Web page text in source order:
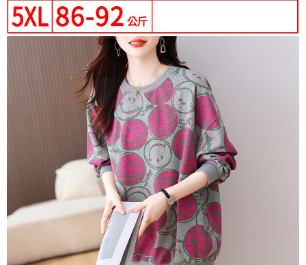
１．透過由恩沛科技股份有限公司提供之「AFTEE先享後付」服務完成之交
易，需依本服務之必要範圍內提供個人資料，並將交易相關給付款項請求債
權轉讓予恩沛科技股份有限公司。
２．關於個人資料處理事宜，請瀏覽以下網址：
https://aftee.tw/terms/#terms3
３．未成年的使用者請事先徵得法定代理人或監護人之同意方可使用
「AFTEE先享後付」，若未經同意申辦者引起之損失，本公司不負相關責
４．使用「AFTEE先享後付」時，將依據個別帳號之用戶狀況，依本公司即
時審查核予不同之上限額度；若仍有額度不足之情形，本公司將視審查結果
請求用戶進行身份認證。
５．嚴禁一人註冊多個帳號或使用他人資訊註冊。若發現惡意使用之情形，
恩沛科技股份有限公司將有權停止該用戶之使用額度並採取法律行動。
每筆NT$80，滿NT$699(含以上)免運費
付款後7-11取貨
每筆NT$80，滿NT$699(含以上)免運費
每筆NT$70，滿NT$699(含以上)免運費
每筆NT$90，滿NT$699(含以上)免運費
國家/地區配送